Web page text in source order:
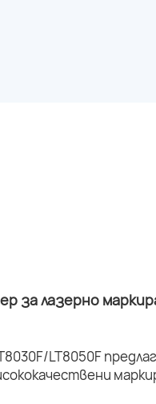
за лазерно
LT8050F